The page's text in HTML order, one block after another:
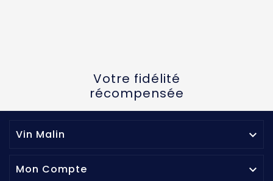
Votre fidélité
récompensée
Vin Malin 
Mon Compte 